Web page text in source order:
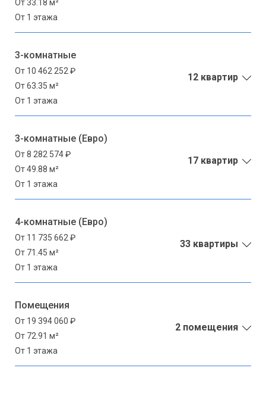
От 33.18 м²
От 1 этажа
3-комнатные
От 10 462 252 ₽
От 63.35 м²
От 1 этажа
12 квартир
3-комнатные (Евро)
От 8 282 574 ₽
От 49.88 м²
От 1 этажа
17 квартир
4-комнатные (Евро)
От 11 735 662 ₽
От 71.45 м²
От 1 этажа
33 квартиры
Помещения
От 19 394 060 ₽
От 72.91 м²
От 1 этажа
2 помещения